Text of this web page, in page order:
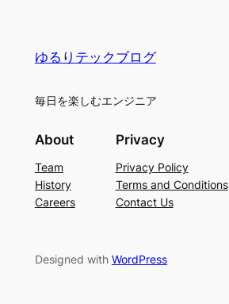
ゆるりテックブログ
毎日を楽しむエンジニア
About
Team
History
Careers
Privacy
Privacy Policy
Terms and Conditions
Contact Us
Designed with WordPress